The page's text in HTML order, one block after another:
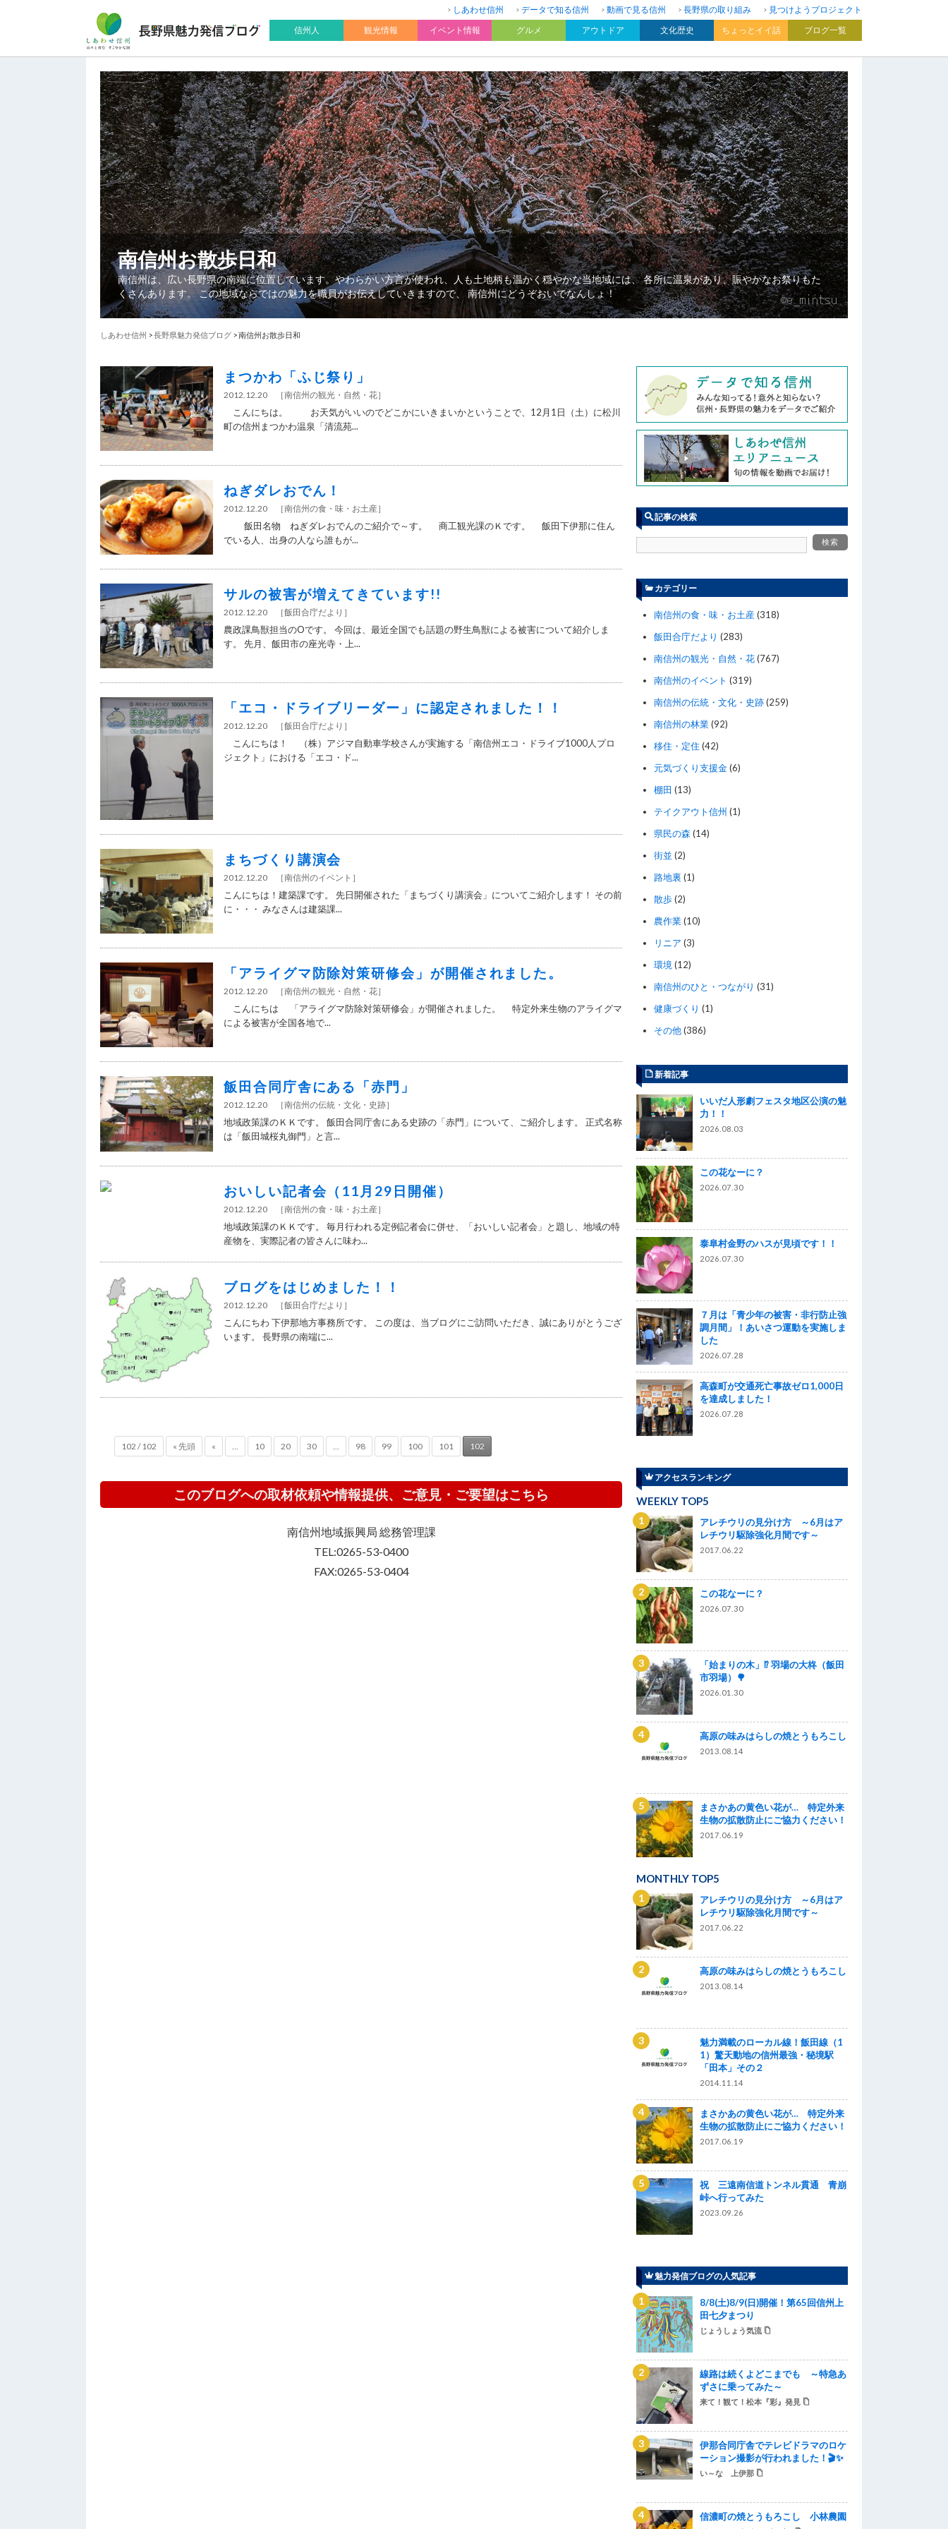
しあわせ信州 データで知る信州 動画で見る信州 長野県の取り組み
見つけようプロジェクト
信州人
観光情報 イベント情報 グルメ アウトドア 文化歴史 ちょっとイイ話 ブログ一覧
南信州お散歩日和
南信州は、広い長野県の南端に位置しています。やわらかい方言が使われ、人も土地柄も温かく穏やかな当地域には、 各所に温泉があり、賑やかなお祭りもた
くさんあります。 この地域ならではの魅力を職員がお伝えしていきますので、 南信州にどうぞおいでなんしょ！
しあわせ信州 >長野県魅力発信ブログ > 南信州お散歩日和
まつかわ「ふじ祭り」
2012.12.20 ［南信州の観光・自然・花］
こんにちは。 お天気がいいのでどこかにいきまいかということで、12月1日（土）に松川
町の信州まつかわ温泉「清流苑...
ねぎダレおでん！
2012.12.20 ［南信州の食・味・お土産］
飯田名物 ねぎダレおでんのご紹介で～す。 商工観光課のＫです。 飯田下伊那に住ん
でいる人、出身の人なら誰もが...
サルの被害が増えてきています!!
2012.12.20 ［飯田合庁だより ］
農政課鳥獣担当のOです。 今回は、最近全国でも話題の野生鳥獣による被害について紹介しま
す。 先月、飯田市の座光寺・上...
「エコ・ドライブリーダー」に認定されました！！
2012.12.20 ［飯田合庁だより ］
こんにちは！ （株）アジマ自動車学校さんが実施する「南信州エコ・ドライブ1000人プロ
ジェクト」における「エコ・ド...
まちづくり講演会
2012.12.20 ［南信州のイベント ］
こんにちは！建築課です。 先日開催された「まちづくり講演会」についてご紹介します！ その前
に・・・ みなさんは建築課...
「アライグマ防除対策研修会」が開催されました。
2012.12.20 ［南信州の観光・自然・花］
こんにちは 「アライグマ防除対策研修会」が開催されました。 特定外来生物のアライグマ
による被害が全国各地で...
飯田合同庁舎にある「赤門」
2012.12.20 ［南信州の伝統・文化・史跡］
地域政策課のＫＫです。 飯田合同庁舎にある史跡の「赤門」について、ご紹介します。 正式名称
は「飯田城桜丸御門」と言...
おいしい記者会（11月29日開催）
2012.12.20 ［南信州の食・味・お土産］
地域政策課のＫＫです。 毎月行われる定例記者会に併せ、「おいしい記者会」と題し、地域の特
産物を、実際記者の皆さんに味わ...
ブログをはじめました！！
2012.12.20 ［飯田合庁だより ］
こんにちわ 下伊那地方事務所です。 この度は、当ブログにご訪問いただき、誠にありがとうござ
います。 長野県の南端に...
102 / 102 « 先頭 « 10 20 30 98 99 100 101 102
このブログへの取材依頼や情報提供、ご意見・ご要望はこちら
南信州地域振興局 総務管理課
TEL:0265-53-0400
FAX:0265-53-0404
記事の検索
カテゴリー
南信州の食・味・お土産(318)
飯田合庁だより (283)
南信州の観光・自然・花(767)
南信州のイベント (319)
南信州の伝統・文化・史跡(259)
南信州の林業(92)
移住・定住 (42)
元気づくり支援金(6)
棚田 (13)
テイクアウト信州 (1)
県民の森 (14)
街並 (2)
路地裏 (1)
散歩(2)
農作業(10)
リニア (3)
環境 (12)
南信州のひと・つながり (31)
健康づくり (1)
その他(386)
新着記事
いいだ人形劇フェスタ地区公演の魅
力！！
2026.08.03
この花なーに？
2026.07.30
泰阜村金野のハスが見頃です！！
2026.07.30
７月は「青少年の被害・非行防止強
調月間」！あいさつ運動を実施しま
した
2026.07.28
高森町が交通死亡事故ゼロ1,000日
を達成しました！
2026.07.28
アクセスランキング
WEEKLY TOP5
アレチウリの見分け方 ～6月はア
レチウリ駆除強化月間です～
2017.06.22
この花なーに？
2026.07.30
「始まりの木」⁉ 羽場の大柊（飯田
市羽場）🌳
2026.01.30
高原の味みはらしの焼とうもろこし
2013.08.14
まさかあの黄色い花が… 特定外来
生物の拡散防止にご協力ください！
2017.06.19
MONTHLY TOP5
アレチウリの見分け方 ～6月はア
レチウリ駆除強化月間です～
2017.06.22
高原の味みはらしの焼とうもろこし
2013.08.14
魅力満載のローカル線！飯田線（1
1）驚天動地の信州最強・秘境駅
「田本」その２
2014.11.14
まさかあの黄色い花が… 特定外来
生物の拡散防止にご協力ください！
2017.06.19
祝 三遠南信道トンネル貫通 青崩
峠へ行ってみた
2023.09.26
魅力発信ブログの人気記事
8/8(土)8/9(日)開催！第65回信州上
田七夕まつり
じょうしょう気流
線路は続くよどこまでも ～特急あ
ずさに乗ってみた～
来て！観て！松本『彩』発見
伊那合同庁舎でテレビドラマのロケ
ーション撮影が行われました！🎬✨
い～な 上伊那
信濃町の焼とうもろこし 小林農園